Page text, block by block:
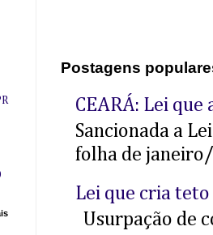
Postagens
CEARÁ: Lei
Sancionada a
folha de
Lei que cria
Usurpação de